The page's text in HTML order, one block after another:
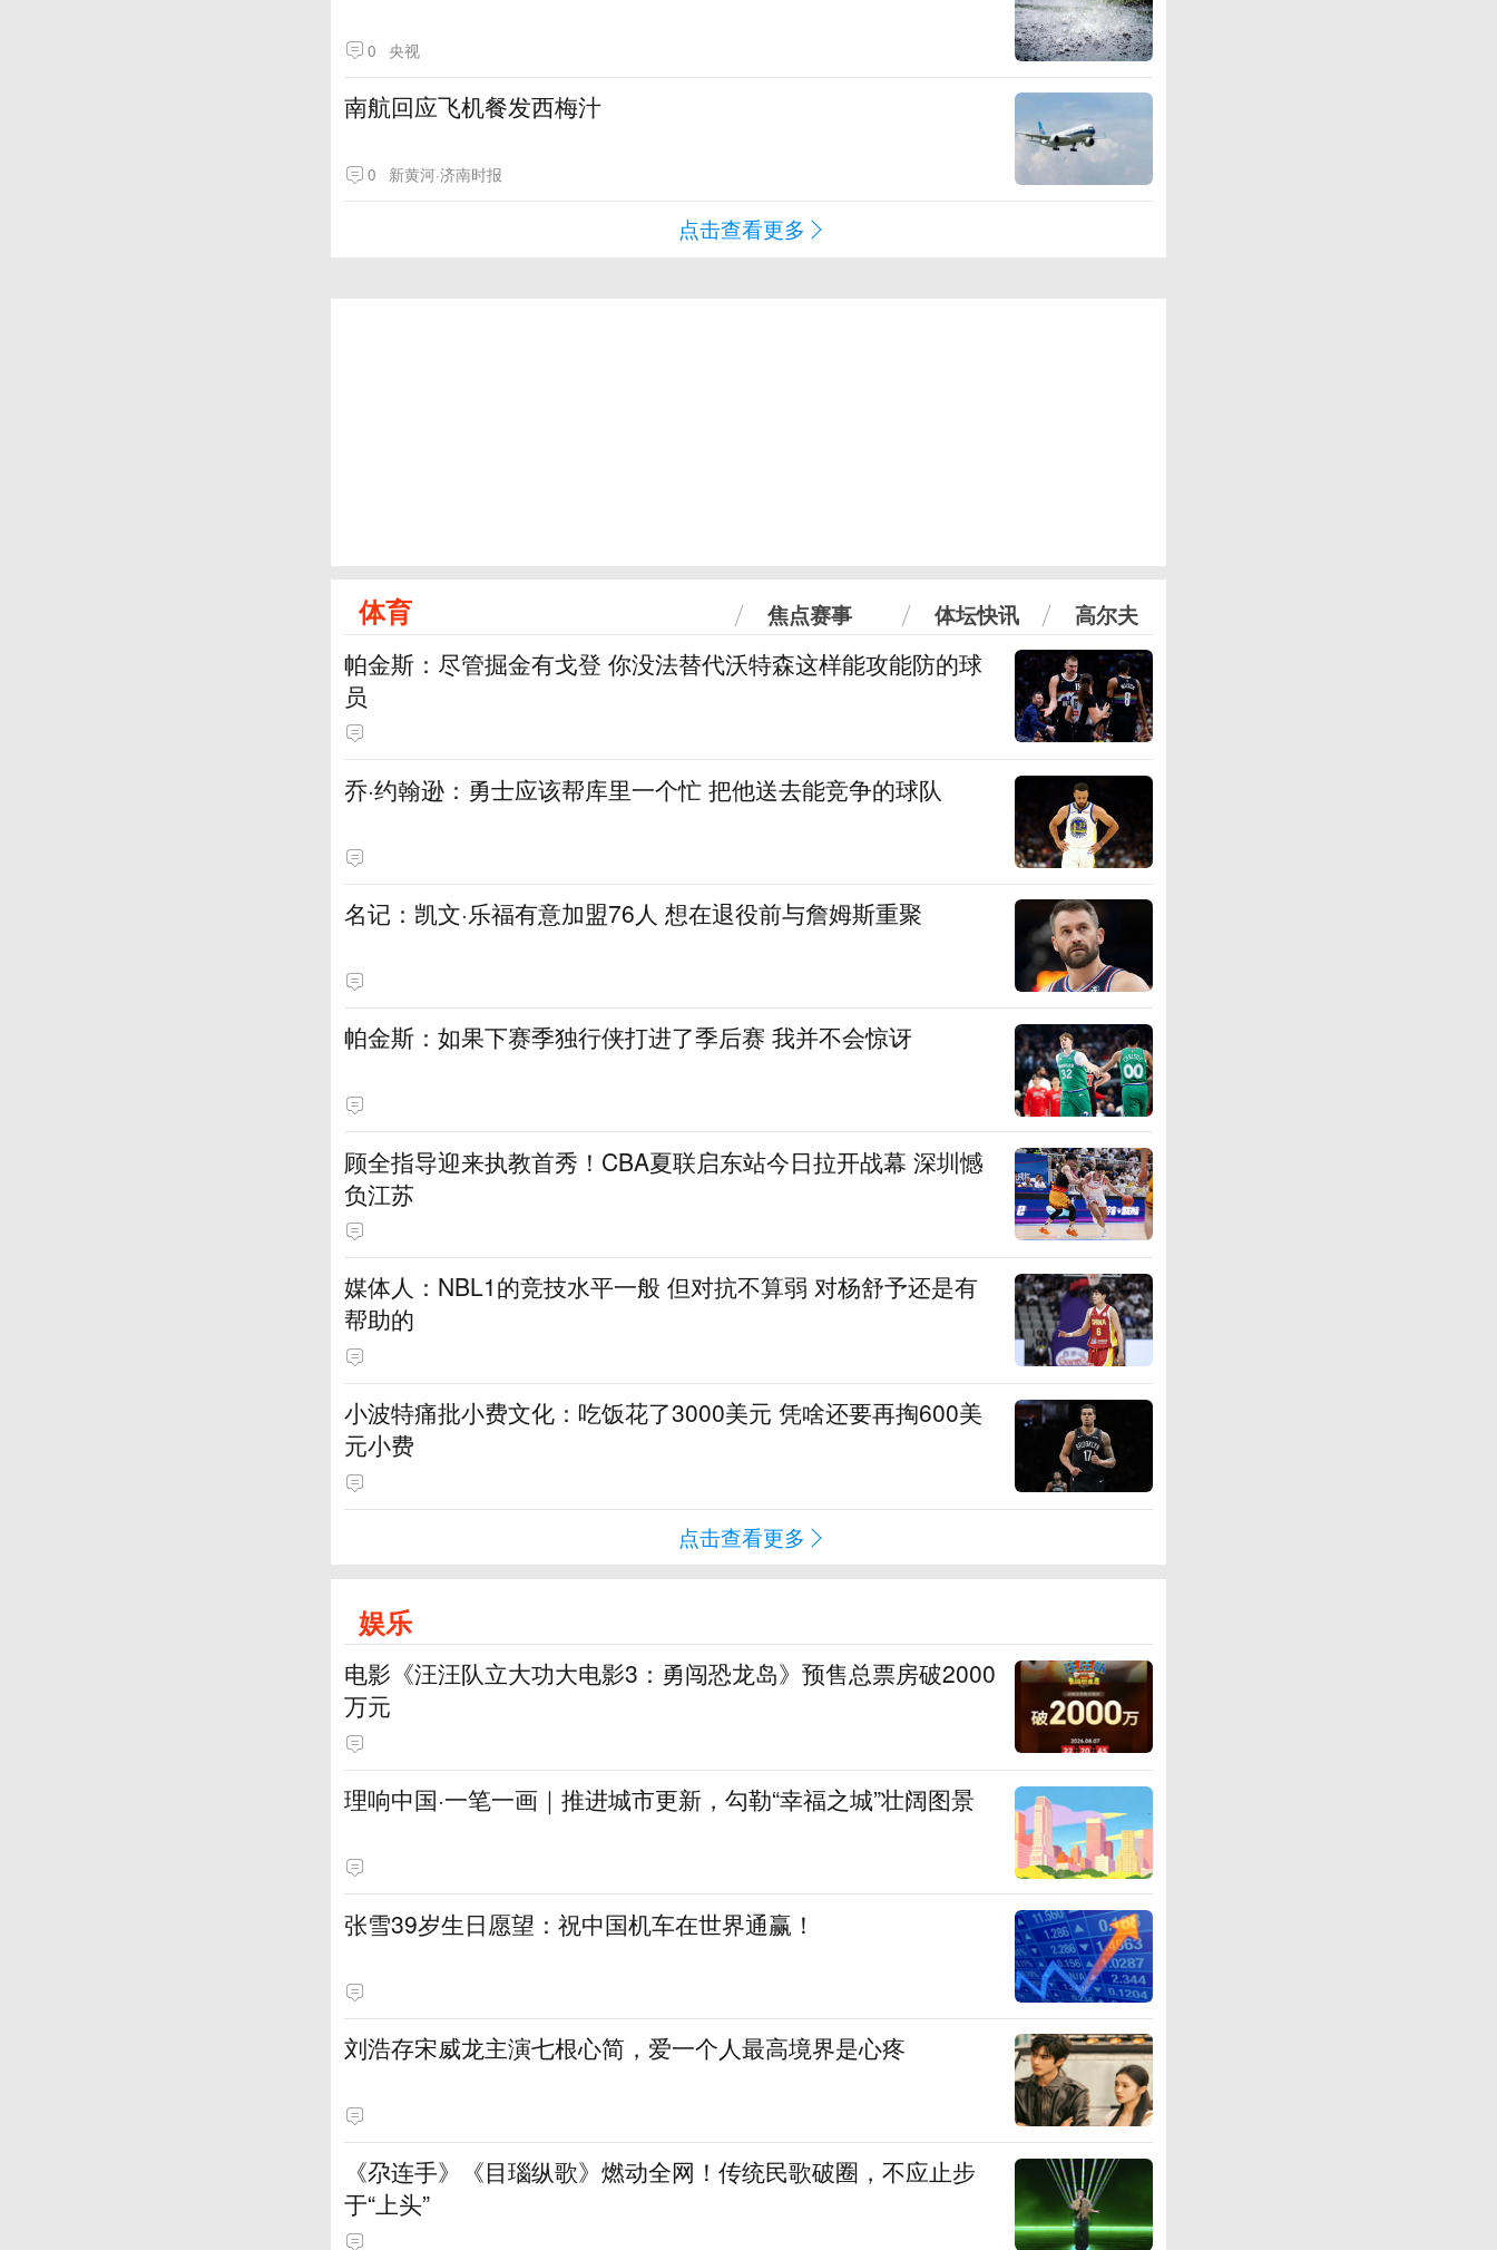
0 央视
南航回应飞机餐发西梅汁
0 新黄河·济南时报
点击查看更多
体育 焦点赛事 体坛快讯 高尔夫
帕金斯：尽管掘金有戈登 你没法替代沃特森这样能攻能防的球
员
乔·约翰逊：勇士应该帮库里一个忙 把他送去能竞争的球队
名记：凯文·乐福有意加盟76人 想在退役前与詹姆斯重聚
帕金斯：如果下赛季独行侠打进了季后赛 我并不会惊讶
顾全指导迎来执教首秀！CBA夏联启东站今日拉开战幕 深圳憾
负江苏
媒体人：NBL1的竞技水平一般 但对抗不算弱 对杨舒予还是有
帮助的
小波特痛批小费文化：吃饭花了3000美元 凭啥还要再掏600美
元小费
点击查看更多
娱乐
电影《汪汪队立大功大电影3：勇闯恐龙岛》预售总票房破2000
万元
理响中国·一笔一画｜推进城市更新，勾勒“幸福之城”壮阔图景
张雪39岁生日愿望：祝中国机车在世界通赢！
刘浩存宋威龙主演七根心简，爱一个人最高境界是心疼
《尕连手》《目瑙纵歌》燃动全网！传统民歌破圈，不应止步
于“上头”